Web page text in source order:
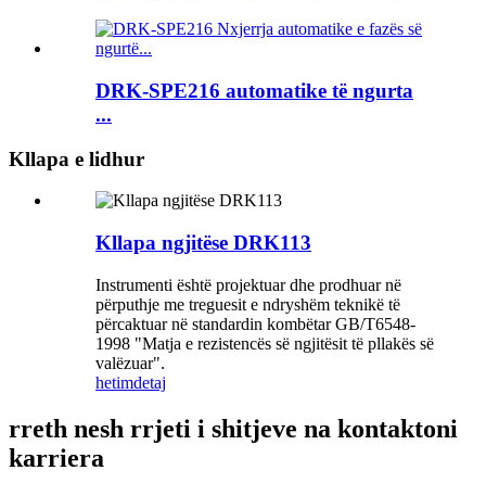
DRK-SPE216 automatike të ngurta
...
Kllapa e lidhur
Kllapa ngjitëse DRK113
Instrumenti është projektuar dhe prodhuar në
përputhje me treguesit e ndryshëm teknikë të
përcaktuar në standardin kombëtar GB/T6548-
1998 "Matja e rezistencës së ngjitësit të pllakës së
valëzuar".
hetimdetaj
rreth nesh rrjeti i shitjeve na kontaktoni
karriera